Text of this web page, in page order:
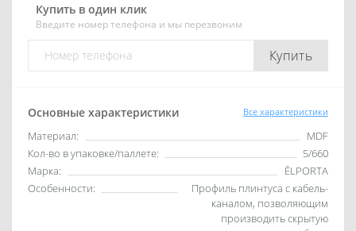
Купить в один клик
Введите номер телефона и мы перезвоним
Купить
Основные характеристики Все характеристики
Материал:
MDF
Кол-во в упаковке/паллете:
5/660
Марка:
ĒLPORTA
Особенности:
Профиль плинтуса с кабель-
каналом, позволяющим
производить скрытую